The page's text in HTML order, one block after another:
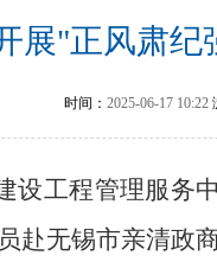
展"正风肃
时间： 2025-06-17 10:22
设工程管理服务
赴无锡市亲清政